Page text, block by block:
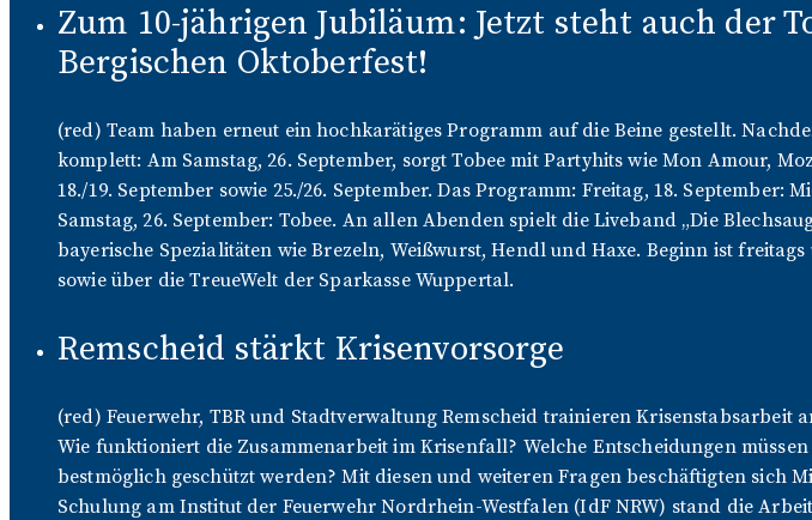
Zum 10-jährigen Jubiläum: Jetzt steht auch der
Bergischen Oktoberfest!
(red) Team haben erneut ein hochkarätiges Programm auf die Beine gestellt.
komplett: Am Samstag, 26. September, sorgt Tobee mit Partyhits wie Mon Amour,
18./19. September sowie 25./26. September. Das Programm: Freitag, 18. September:
Samstag, 26. September: Tobee. An allen Abenden spielt die Liveband „Die
bayerische Spezialitäten wie Brezeln, Weißwurst, Hendl und Haxe. Beginn ist
sowie über die TreueWelt der Sparkasse Wuppertal.
Remscheid stärkt Krisenvorsorge
(red) Feuerwehr, TBR und Stadtverwaltung Remscheid trainieren Krisenstabsarbeit
Wie funktioniert die Zusammenarbeit im Krisenfall? Welche Entscheidungen
bestmöglich geschützt werden? Mit diesen und weiteren Fragen beschäftigten sich
Schulung am Institut der Feuerwehr Nordrhein-Westfalen (IdF NRW) stand die